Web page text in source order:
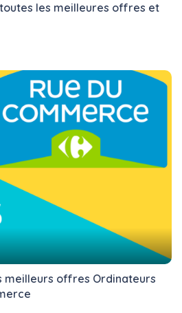
toutes les meilleures offres et
meilleurs offres Ordinateurs